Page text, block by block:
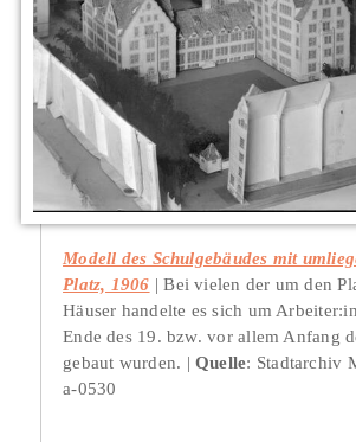
Modell des Schulgebäudes mit
Platz, 1906
Bei vielen der um den
Häuser handelte es sich um
Ende des 19. bzw. vor allem Anfang
gebaut wurden.
Quelle: Stadtarchiv
a-0530